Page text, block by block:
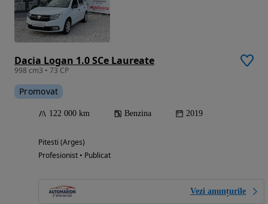
Dacia Logan 1.0 SCe Laureate
998 cm3 • 73 CP
Promovat
122 000 km Benzina 2019
Pitesti (Arges)
Profesionist • Publicat
Vezi anunțurile